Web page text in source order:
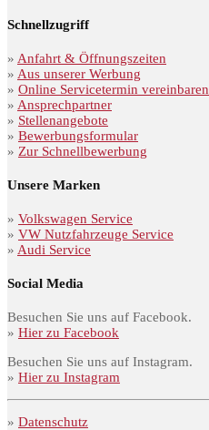
Schnellzugriff
» Anfahrt & Öffnungszeiten
» Aus unserer Werbung
» Online Servicetermin vereinbaren
» Ansprechpartner
» Stellenangebote
» Bewerbungsformular
» Zur Schnellbewerbung
Unsere Marken
» Volkswagen Service
» VW Nutzfahrzeuge Service
» Audi Service
Social Media
Besuchen Sie uns auf Facebook.
» Hier zu Facebook
Besuchen Sie uns auf Instagram.
» Hier zu Instagram
» Datenschutz